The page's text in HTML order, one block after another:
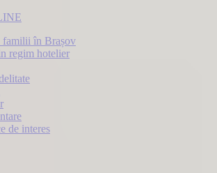
familii în Brașov
regim hotelier
de interes